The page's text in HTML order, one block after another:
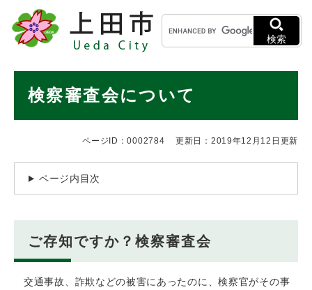
メニューを飛ばして本文へ
キ
ー
ワ
検
検索
検察審査会について
ページID：0002784 更新日：2019年12月12日更新
ページ内目次
ご存知ですか？検察審査会
交通事故、詐欺などの被害にあったのに、検察官がその事